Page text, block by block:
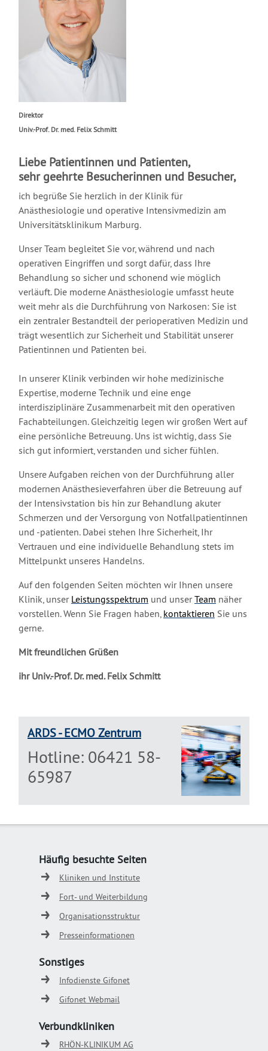
Direktor
Univ.-Prof. Dr. med. Felix Schmitt
Liebe Patientinnen und Patienten,
sehr geehrte Besucherinnen und Besucher,
ich begrüße Sie herzlich in der Klinik für
Anästhesiologie und operative Intensivmedizin am
Universitätsklinikum Marburg.
Unser Team begleitet Sie vor, während und nach
operativen Eingriffen und sorgt dafür, dass Ihre
Behandlung so sicher und schonend wie möglich
verläuft. Die moderne Anästhesiologie umfasst heute
weit mehr als die Durchführung von Narkosen: Sie ist
ein zentraler Bestandteil der perioperativen Medizin und
trägt wesentlich zur Sicherheit und Stabilität unserer
Patientinnen und Patienten bei.
In unserer Klinik verbinden wir hohe medizinische
Expertise, moderne Technik und eine enge
interdisziplinäre Zusammenarbeit mit den operativen
Fachabteilungen. Gleichzeitig legen wir großen Wert auf
eine persönliche Betreuung. Uns ist wichtig, dass Sie
sich gut informiert, verstanden und sicher fühlen.
Unsere Aufgaben reichen von der Durchführung aller
modernen Anästhesieverfahren über die Betreuung auf
der Intensivstation bis hin zur Behandlung akuter
Schmerzen und der Versorgung von Notfallpatientinnen
und -patienten. Dabei stehen Ihre Sicherheit, Ihr
Vertrauen und eine individuelle Behandlung stets im
Mittelpunkt unseres Handelns.
Auf den folgenden Seiten möchten wir Ihnen unsere
Klinik, unser Leistungsspektrum und unserTeam näher
vorstellen. Wenn Sie Fragen haben, kontaktieren Sie uns
gerne.
Mit freundlichen Grüßen
ihr Univ.-Prof. Dr. med. Felix Schmitt
ARDS - ECMO Zentrum
Hotline: 06421 58-
65987
Häufig besuchte Seiten
Kliniken und Institute
Fort- und Weiterbildung
Organisationsstruktur
Presseinformationen
Sonstiges
Infodienste Gifonet
Gifonet Webmail
Verbundkliniken
RHÖN-KLINIKUM AG